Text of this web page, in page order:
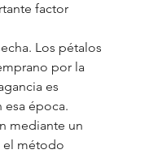
factor
Los pétalos
por la
es
esa época.
mediante un
el método